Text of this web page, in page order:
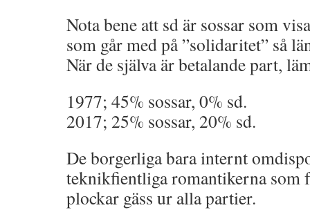
Nota bene att sd är sossar som
som går med på ”solidaritet” så
När de själva är betalande part,
1977; 45% sossar, 0% sd.
2017; 25% sossar, 20% sd.
De borgerliga bara internt
teknikfientliga romantikerna som
plockar gäss ur alla partier.